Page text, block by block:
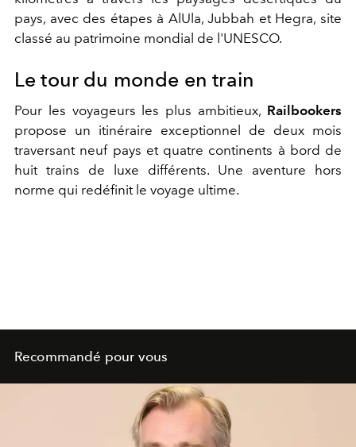
pays, avec des étapes à AlUla, Jubbah et Hegra, site
classé au patrimoine mondial de l'UNESCO.
Le tour du monde en train
Pour les voyageurs les plus ambitieux, Railbookers
propose un itinéraire exceptionnel de deux mois
traversant neuf pays et quatre continents à bord de
huit trains de luxe différents. Une aventure hors
norme qui redéfinit le voyage ultime.
Recommandé pour vous